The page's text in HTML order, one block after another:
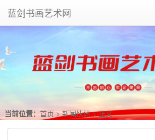
蓝剑书画艺术网
当前位置： 首页>新闻快讯> 正文